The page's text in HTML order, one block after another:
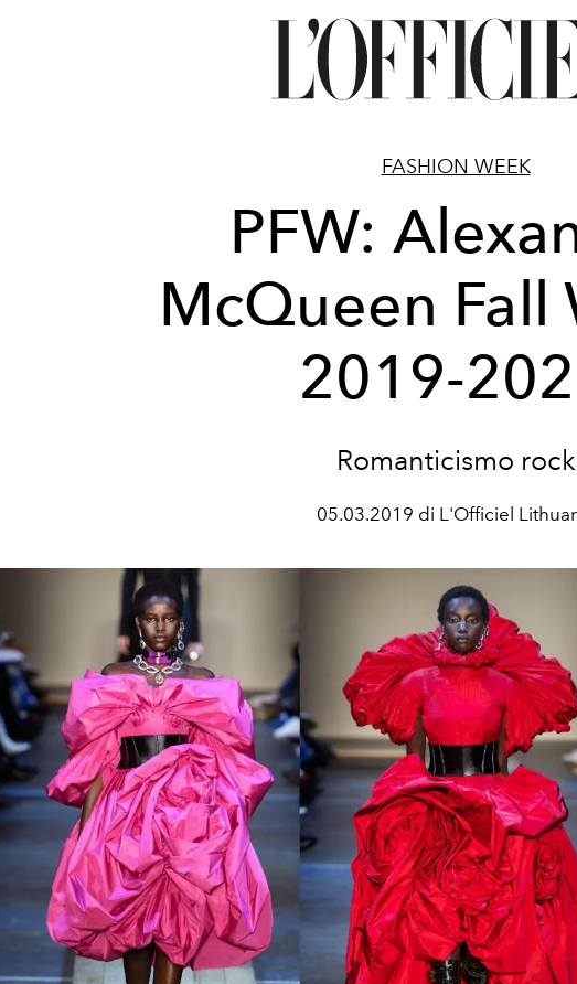
FASHION WEEK
PFW:
McQueen Fall
2019-
Romanticismo rock
05.03.2019 di L'Officiel